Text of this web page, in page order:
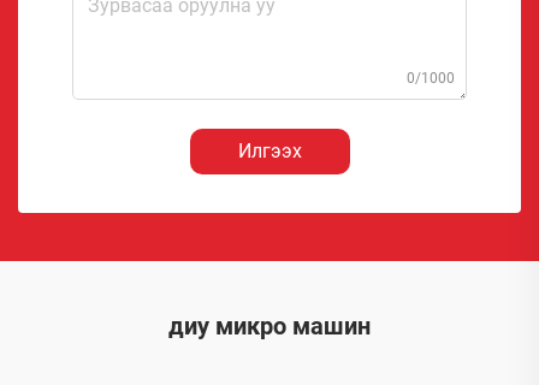
0/1000
Илгээх
диу микро машин